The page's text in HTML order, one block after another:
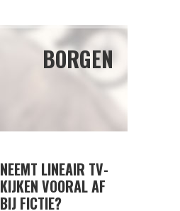
BORGEN
NEEMT LINEAIR TV-
KIJKEN VOORAL AF
BIJ FICTIE?